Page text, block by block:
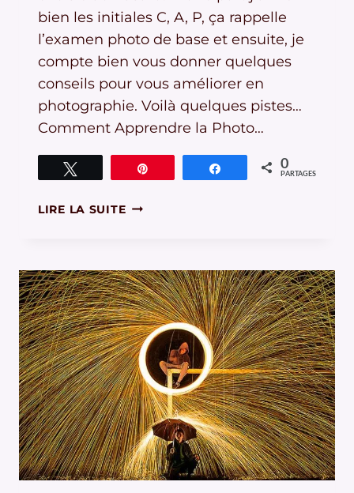
bien les initiales C, A, P, ça rappelle
l’examen photo de base et ensuite, je
compte bien vous donner quelques
conseils pour vous améliorer en
photographie. Voilà quelques pistes…
Comment Apprendre la Photo…
Partagez 0
PARTAGES
LIRE LA SUITECOMMENT
PHOTO